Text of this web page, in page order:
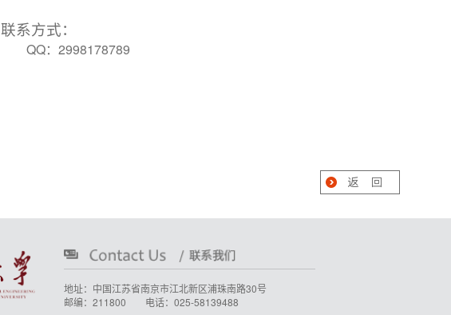
联系方式：
QQ： 2998178789
地址：中国江苏省南京市江北新区浦珠南路30号
邮编：211800 电话：025-58139488